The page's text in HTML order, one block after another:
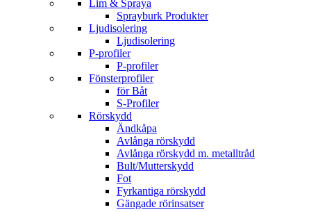
Lim & Spraya
Sprayburk Produkter
Ljudisolering
Ljudisolering
P-profiler
P-profiler
Fönsterprofiler
för Båt
S-Profiler
Rörskydd
Ändkåpa
Avlånga rörskydd
Avlånga rörskydd m. metalltråd
Bult/Mutterskydd
Fot
Fyrkantiga rörskydd
Gängade rörinsatser